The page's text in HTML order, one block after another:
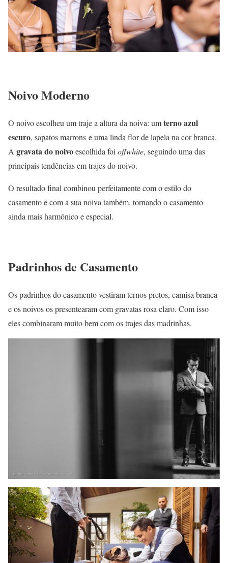
Noivo Moderno
O noivo escolheu um traje a altura da noiva: umterno azul
escuro, sapatos marrons e uma linda flor de lapela na cor branca.
A gravata do noivoescolhida foi offwhite, seguindo uma das
principais tendências em trajes do noivo.
O resultado final combinou perfeitamente com o estilo do
casamento e com a sua noiva também, tornando o casamento
ainda mais harmônico e especial.
Padrinhos de Casamento
Os padrinhos do casamento vestiram ternos pretos, camisa branca
e os noivos os presentearam com gravatas rosa claro. Com isso
eles combinaram muito bem com os trajes das madrinhas.